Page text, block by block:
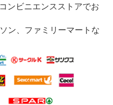
ンビニエンスストアでお
ン、ファミリーマートな